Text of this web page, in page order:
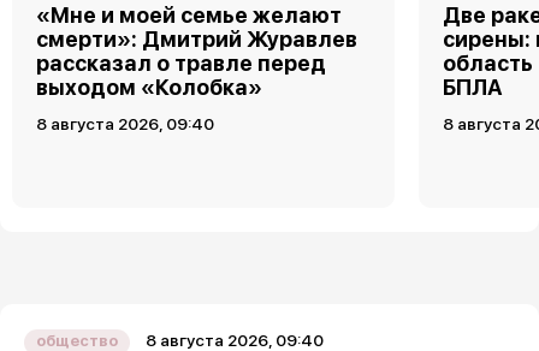
«Мне и моей семье желают
смерти»: Дмитрий Журавлев
рассказал о травле перед
выходом «Колобка»
8 августа 2026, 09:40
Две
сирены:
БПЛА
8 августа
общество 8 августа 2026, 09:40